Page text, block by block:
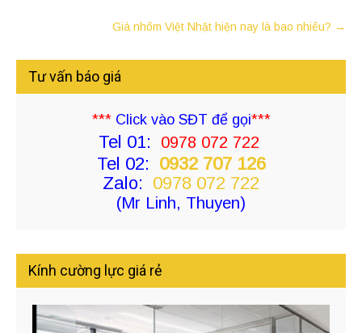
Giá nhôm Việt Nhật hiện nay là bao nhiêu? →
Tư vấn báo giá
***Click vào SĐT để gọi***
Tel 01: 0978 072 722
Tel 02: 0932 707 126
Zalo: 0978 072 722
(Mr Linh, Thuyen)
Kính cường lực giá rẻ